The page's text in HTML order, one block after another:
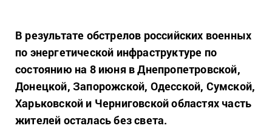
В результате обстрелов российских военных
по энергетической инфраструктуре по
состоянию на 8 июня в Днепропетровской,
Донецкой, Запорожской, Одесской, Сумской,
Харьковской и Черниговской областях часть
жителей осталась без света.